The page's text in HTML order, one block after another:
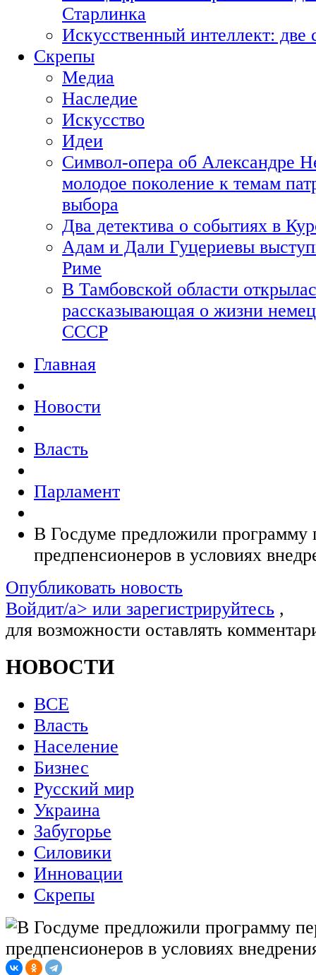
Старлинка
Искусственный интеллект:
Скрепы
Медиа
Наследие
Искусство
Идеи
Символ-опера об Александре
молодое поколение к темам
выбора
Два детектива о событиях в
Адам и Дали Гуцериевы
Риме
В Тамбовской области
рассказывающая о жизни
СССР
Главная
Новости
Власть
Парламент
В Госдуме предложили программу
предпенсионеров в условиях
Опубликовать новость
Войдит/a> или зарегистрируйтесь ,
для возможности оставлять
НОВОСТИ
ВСЕ
Власть
Население
Бизнес
Русский мир
Украина
Забугорье
Силовики
Инновации
Скрепы